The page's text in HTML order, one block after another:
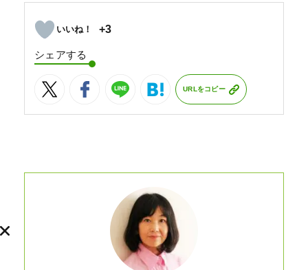
+3
シェアする
URLをコピー